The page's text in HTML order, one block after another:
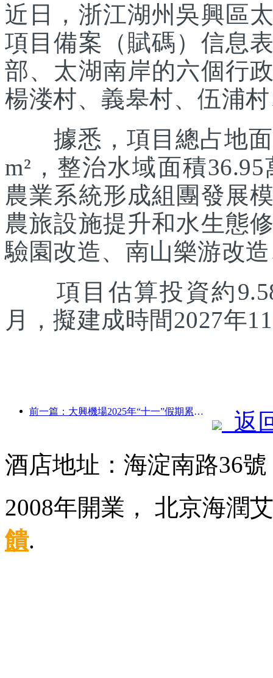
近日，浙江湖州吳興區
項目備案（賦碼）信息
部、太湖南岸的六個行
楊溇村、義皋村、伍浦
據悉，項目總占地面
m²，整治水域面積
農業系統形成組團發展
農旅設施提升和水生態
驗園改造、南山樂游改
項目估算投資約9.58
月，擬建成時間2027年
前一篇：大興機場2025年“十一”假期累計運送旅客130萬余人次
返
酒店地址：海淀南路36
2008年開業， 北京海
饋.